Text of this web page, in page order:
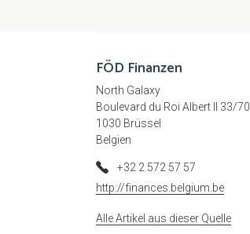
FÖD Finanzen
North Galaxy
Boulevard du Roi Albert II 33/70
1030 Brüssel
Belgien
+32 2 572 57 57
http://finances.belgium.be
Alle Artikel aus dieser Quelle